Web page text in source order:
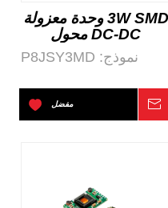
3W SMD وحدة معزولة
DC-DC محول
نموذج: P8JSY3MD
مفضل